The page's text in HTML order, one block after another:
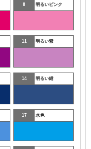
8 明るいピンク
11 明るい紫
14 明るい紺
17 水色